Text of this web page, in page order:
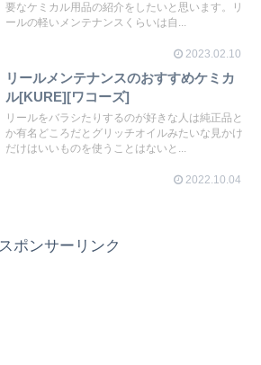
要なケミカル用品の紹介をしたいと思います。リ
ールの軽いメンテナンスくらいは自...
2023.02.10
リールメンテナンスのおすすめケミカ
ル[KURE][ワコーズ]
リールをバラシたりするのが好きな人は純正品と
か有名どころだとグリッチオイルみたいな見かけ
だけはいいものを使うことはないと...
2022.10.04
スポンサーリンク